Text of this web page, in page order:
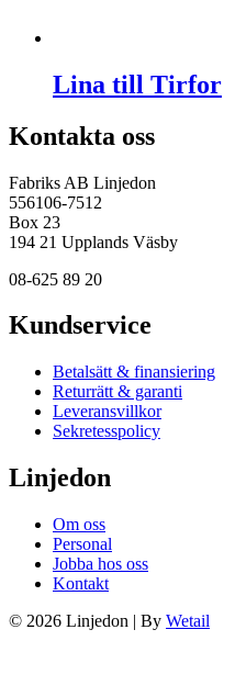
Lina till Tirfor
Kontakta oss
Fabriks AB Linjedon
556106-7512
Box 23
194 21 Upplands Väsby
08-625 89 20
Kundservice
Betalsätt & finansiering
Returrätt & garanti
Leveransvillkor
Sekretesspolicy
Linjedon
Om oss
Personal
Jobba hos oss
Kontakt
© 2026 Linjedon | By Wetail